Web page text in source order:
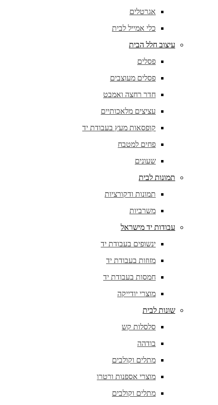
אגרטלים
כלי אמייל לבית
עיצוב חלל הבית
פסלים
פסלים מעוצבים
חדר רחצה ואמבט
עציצים מלאכותיים
קופסאות מעץ בעבודת יד
פחים למטבח
שעונים
תמונות לבית
תמונות ודקורציות
משרביות
עבודות יד מישראל
ינשופים בעבודת יד
מזוזות בעבודת יד
חמסות בעבודת יד
מוצרי יודייקה
שונות לבית
סלסלות קש
בודהה
מתלים וקולבים
מוצרי אספנות ורטרו
מתלים וקולבים